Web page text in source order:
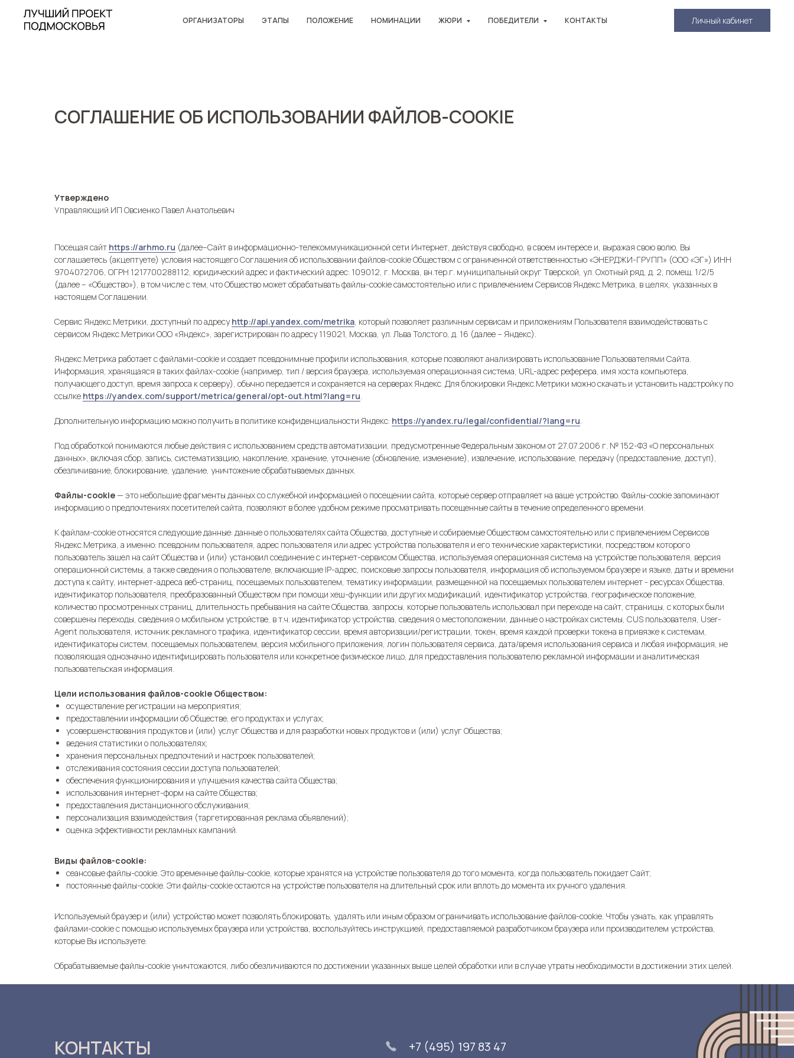
ОРГАНИЗАТОРЫ ЭТАПЫ ПОЛОЖЕНИЕ НОМИНАЦИИ ЖЮРИ ПОБЕДИТЕЛИ КОНТАКТЫ Личный кабинет
СОГЛАШЕНИЕ ОБ ИСПОЛЬЗОВАНИИ ФАЙЛОВ-COOKIE
Утверждено
Управляющий ИП Овсиенко Павел Анатольевич
Посещая сайт https://arhmo.ru (далее–Сайт в информационно-телекоммуникационной сети Интернет, действуя свободно, в своем интересе и, выражая свою волю, Вы
соглашаетесь (акцептуете) условия настоящего Соглашения об использовании файлов-cookie Обществом с ограниченной ответственностью «ЭНЕРДЖИ-ГРУПП» (ООО «ЭГ») ИНН
9704072706, ОГРН 1217700288112, юридический адрес и фактический адрес: 109012, г. Москва, вн.тер.г. муниципальный округ Тверской, ул. Охотный ряд, д. 2, помещ. 1/2/5
(далее – «Общество»), в том числе с тем, что Общество может обрабатывать файлы-cookie самостоятельно или с привлечением Сервисов Яндекс.Метрика, в целях, указанных в
настоящем Соглашении.
Сервис Яндекс.Метрики, доступный по адресуhttp://api.yandex.com/metrika, который позволяет различным сервисам и приложениям Пользователя взаимодействовать с
сервисом Яндекс.Метрики ООО «Яндекс», зарегистрирован по адресу 119021, Москва, ул. Льва Толстого, д. 16 (далее – Яндекс).
Яндекс.Метрика работает с файлами-cookie и создает псевдонимные профили использования, которые позволяют анализировать использование Пользователями Сайта.
Информация, хранящаяся в таких файлах-cookie (например, тип / версия браузера, используемая операционная система, URL-адрес реферера, имя хоста компьютера,
получающего доступ, время запроса к серверу), обычно передается и сохраняется на серверах Яндекс. Для блокировки Яндекс.Метрики можно скачать и установить надстройку по
ссылке https://yandex.com/support/metrica/general/opt-out.html?lang=ru.
Дополнительную информацию можно получить в политике конфиденциальности Яндекс: https://yandex.ru/legal/confidential/?lang=ru.
Под обработкой понимаются любые действия с использованием средств автоматизации, предусмотренные Федеральным законом от 27.07.2006 г. № 152-ФЗ «О персональных
данных», включая сбор, запись, систематизацию, накопление, хранение, уточнение (обновление, изменение), извлечение, использование, передачу (предоставление, доступ),
обезличивание, блокирование, удаление, уничтожение обрабатываемых данных.
Файлы-cookie— это небольшие фрагменты данных со служебной информацией о посещении сайта, которые сервер отправляет на ваше устройство. Файлы-cookie запоминают
информацию о предпочтениях посетителей сайта, позволяют в более удобном режиме просматривать посещенные сайты в течение определенного времени.
К файлам-cookie относятся следующие данные: данные о пользователях сайта Общества, доступные и собираемые Обществом самостоятельно или с привлечением Сервисов
Яндекс.Метрика, а именно: псевдоним пользователя, адрес пользователя или адрес устройства пользователя и его технические характеристики, посредством которого
пользователь зашел на сайт Общества и (или) установил соединение с интернет-сервисом Общества, используемая операционная система на устройстве пользователя, версия
операционной системы, а также сведения о пользователе, включающие IP-адрес, поисковые запросы пользователя, информация об используемом браузере и языке, даты и времени
доступа к сайту, интернет-адреса веб-страниц, посещаемых пользователем, тематику информации, размещенной на посещаемых пользователем интернет - ресурсах Общества,
идентификатор пользователя, преобразованный Обществом при помощи хеш-функции или других модификаций, идентификатор устройства, географическое положение,
количество просмотренных страниц, длительность пребывания на сайте Общества, запросы, которые пользователь использовал при переходе на сайт, страницы, с которых были
совершены переходы, сведения о мобильном устройстве, в т.ч. идентификатор устройства, сведения о местоположении, данные о настройках системы, CUS пользователя, User-
Agent пользователя, источник рекламного трафика, идентификатор сессии, время авторизации/регистрации, токен, время каждой проверки токена в привязке к системам,
идентификаторы систем, посещаемых пользователем, версия мобильного приложения, логин пользователя сервиса, дата/время использования сервиса и любая информация, не
позволяющая однозначно идентифицировать пользователя или конкретное физическое лицо, для предоставления пользователю рекламной информации и аналитическая
пользовательская информация.
Цели использования файлов-cookie Обществом:
осуществление регистрации на мероприятия;
предоставлении информации об Обществе, его продуктах и услугах;
усовершенствования продуктов и (или) услуг Общества и для разработки новых продуктов и (или) услуг Общества;
ведения статистики о пользователях;
хранения персональных предпочтений и настроек пользователей;
отслеживания состояния сессии доступа пользователей;
обеспечения функционирования и улучшения качества сайта Общества;
использования интернет-форм на сайте Общества;
предоставления дистанционного обслуживания;
персонализация взаимодействия (таргетированная реклама объявлений);
оценка эффективности рекламных кампаний.
Виды файлов-cookie:
сеансовые файлы-cookie. Это временные файлы-cookie, которые хранятся на устройстве пользователя до того момента, когда пользователь покидает Сайт;
постоянные файлы-cookie. Эти файлы-cookie остаются на устройстве пользователя на длительный срок или вплоть до момента их ручного удаления.
Используемый браузер и (или) устройство может позволять блокировать, удалять или иным образом ограничивать использование файлов-cookie. Чтобы узнать, как управлять
файлами-cookie с помощью используемых браузера или устройства, воспользуйтесь инструкцией, предоставляемой разработчиком браузера или производителем устройства,
которые Вы используете.
Обрабатываемые файлы-cookie уничтожаются, либо обезличиваются по достижении указанных выше целей обработки или в случае утраты необходимости в достижении этих целей.
КОНТАКТЫ +7 (495) 197 83 47